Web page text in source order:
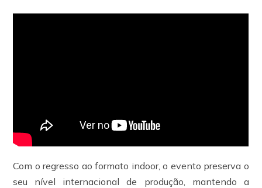
Com o regresso ao formato indoor, o evento preserva o
seu nível internacional de produção, mantendo a